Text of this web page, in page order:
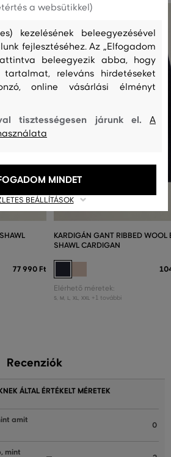
77 990 Ft
KARDIGÁN GANT RIBBED WOOL
SHAWL CARDIGAN
Elérhető méretek:
S M L XL XXL +1 további
Recenziók
ÁLTAL ÉRTÉKELT MÉRETEK
amit
0
mint
a websütikkel)
kezelésének beleegyezésével
fejlesztéséhez. Az „Elfogadom
beleegyezik abba, hogy
releváns hirdetéseket
online vásárlási élményt
tisztességesen járunk el.A
BEÁLLÍTÁSOK
MINDET